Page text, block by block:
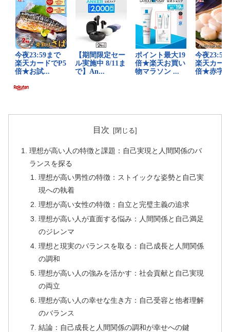
目次
理想が高い人の特徴と課題：自己実現と人間関係のバ
ランスを探る
理想が高い男性の特徴：ストイックな姿勢と自己実
現への執着
理想が高い女性の特徴：自立と完璧主義の追求
理想が高い人が直面する悩み：人間関係と自己満足
のジレンマ
理想と現実のバランスを取る：自己成長と人間関係
の調和
理想が高い人の強みを活かす：社会貢献と自己実現
の両立
理想が高い人の幸せな生き方：自己受容と他者理解
のバランス
結論：自己成長と人間関係の調和が幸せへの鍵